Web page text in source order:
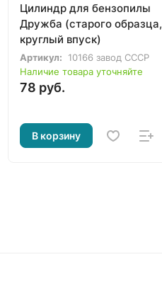
Цилиндр для бензопилы
Дружба (старого образца,
круглый впуск)
Артикул:
10166 завод СССР
Наличие товара уточняйте
78 руб.
В корзину